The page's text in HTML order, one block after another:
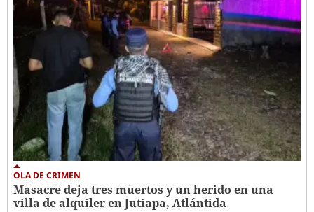
OLA DE CRIMEN
Masacre deja tres muertos y un herido en una
villa de alquiler en Jutiapa, Atlántida